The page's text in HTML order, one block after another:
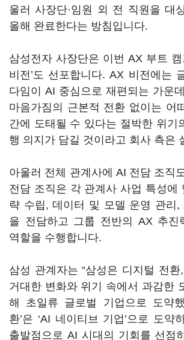
울러 사장단·임원 외 전 직원을 대
올해 완료한다는 방침입니다.
삼성전자 사장단은 이번 AX 부트 캠
비전’도 선포합니다. AX 비전에는
다임이 AI 중심으로 재편되는 가운
마음가짐의 근본적 전환 없이는 어
간에 도태될 수 있다는 절박한 위기
행 의지가 담길 것이라고 회사 측은
아울러 전체 관계사에 AI 전담 조직
전담 조직은 각 관계사 사업 특성에
략 수립, 데이터 및 모델 운영 관리
을 전담하고 그룹 전반의 AX 추진
역할을 수행합니다.
삼성 관계자는 “삼성은 디지털 전
거대한 변화와 위기 속에서 과감한
해 초일류 글로벌 기업으로 도약했
환’은 ‘AI 네이티브 기업’으로 도약
출발점으로 AI 시대의 기회를 선점